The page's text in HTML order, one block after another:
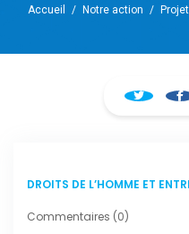
Accueil / Notre action /
DROITS DE L’HOMME ET
Commentaires (0)